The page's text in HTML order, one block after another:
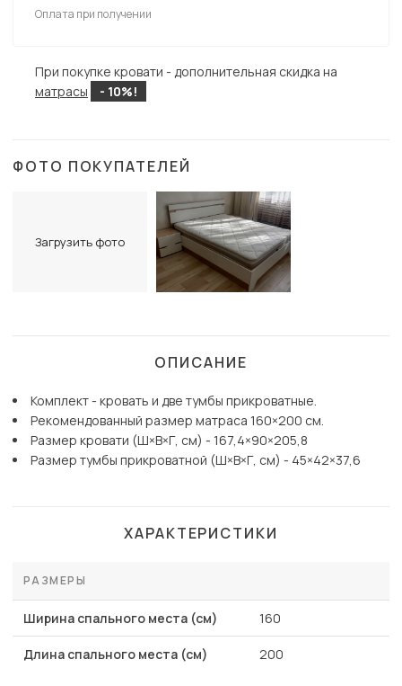
Оплата при получении
При покупке кровати - дополнительная скидка на
матрасы
- 10%!
ФОТО ПОКУПАТЕЛЕЙ
Загрузить фото
ОПИСАНИЕ
Комплект - кровать и две тумбы прикроватные.
Рекомендованный размер матраса 160×200 см.
Размер кровати (Ш×В×Г, см) - 167,4×90×205,8
Размер тумбы прикроватной (Ш×В×Г, см) - 45×42×37,6
ХАРАКТЕРИСТИКИ
РАЗМЕРЫ
Ширина спального места (см) 160
Длина спального места (см) 200